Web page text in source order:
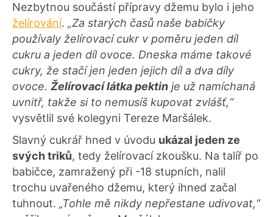
Nezbytnou součástí přípravy džemu bylo i jeho
želírování. „Za starých časů naše babičky
používaly želírovací cukr v poměru jeden díl
cukru a jeden díl ovoce. Dneska máme takové
cukry, že stačí jen jeden jejich díl a dva díly
ovoce. Želírovací látka pektin je už namíchaná
uvnitř, takže si to nemusíš kupovat zvlášť,“
vysvětlil své kolegyni Tereze Maršálek.
Slavný cukrář hned v úvodu ukázal jeden ze
svých triků, tedy želírovací zkoušku. Na talíř po
babičce, zamražený při -18 stupních, nalil
trochu uvařeného džemu, který ihned začal
tuhnout. „Tohle mě nikdy nepřestane udivovat,“